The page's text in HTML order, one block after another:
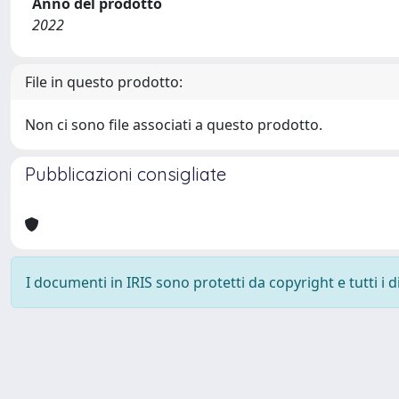
2022
File in questo prodotto:
Non ci sono file associati a questo prodotto.
Pubblicazioni consigliate
I documenti in IRIS sono protetti da copyright e tutti i